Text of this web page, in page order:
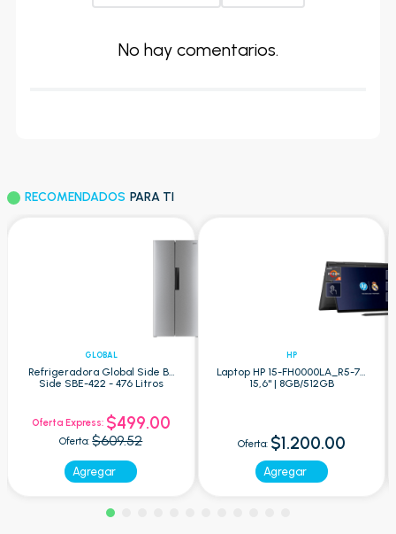
No hay comentarios.
RECOMENDADOS PARA TI
GLOBAL
Refrigeradora Global Side By
Side SBE-422 - 476 Litros
Oferta Express: $499.00
Oferta: $609.52
Agregar
HP
Laptop HP 15-FH0000LA_R5-7 -
15,6" | 8GB/512GB
Oferta: $1.200.00
Agregar